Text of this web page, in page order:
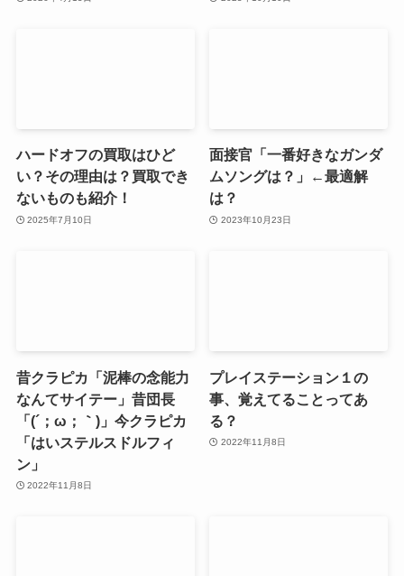
ハードオフの買取はひど
い？その理由は？買取でき
ないものも紹介！
2025年7月10日
面接官「一番好きなガンダ
ムソングは？」←最適解
は？
2023年10月23日
昔クラピカ「泥棒の念能力
なんてサイテー」昔団長
「(´；ω；｀)」今クラピカ
「はいステルスドルフィ
ン」
2022年11月8日
プレイステーション１の
事、覚えてることってあ
る？
2022年11月8日